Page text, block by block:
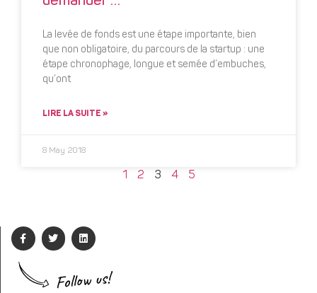
La levée de fonds est une étape importante, bien
que non obligatoire, du parcours de la startup : une
étape chronophage, longue et semée d’embuches,
qu’ont
LIRE LA SUITE »
8 May 2018
1 2 3 4 5
Follow us!